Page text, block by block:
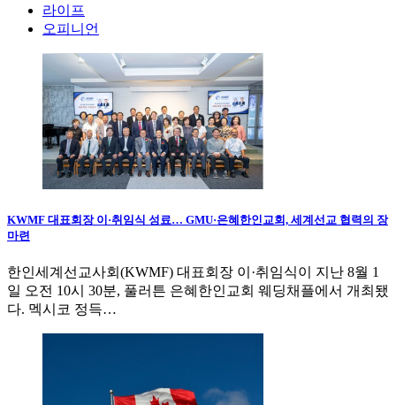
라이프
오피니언
KWMF 대표회장 이·취임식 성료… GMU·은혜한인교회, 세계선교 협력의 장
마련
한인세계선교사회(KWMF) 대표회장 이·취임식이 지난 8월 1
일 오전 10시 30분, 풀러튼 은혜한인교회 웨딩채플에서 개최됐
다. 멕시코 정득…